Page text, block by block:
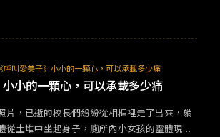
呼叫愛美子》小小的一顆心，可以承載多少痛
小小的一顆心，可以承載多少痛
片，已逝的校長們紛紛從相框裡走了出來，躺
從土堆中坐起身子，廁所內小女孩的靈體現